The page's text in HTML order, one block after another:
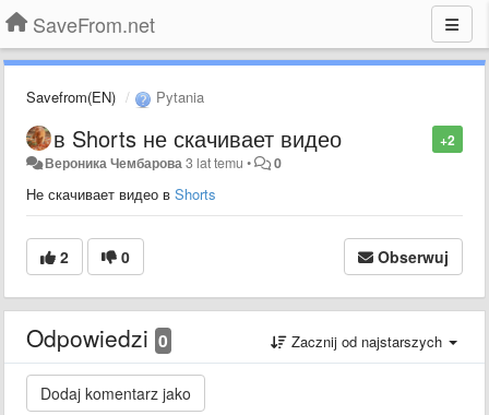
SaveFrom.net
Savefrom(EN) Pytania
+2
в Shorts не скачивает видео
Вероника Чембарова 3 lat temu • 0
Не скачивает видео в Shorts
2 0 Obserwuj
Odpowiedzi 0 Zacznij od najstarszych